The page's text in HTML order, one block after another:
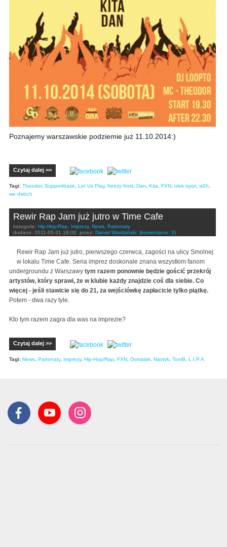
Poznajemy warszawskie podziemie już 11.10.2014:)
Czytaj dalej >>
Tagi: Theodor, Supportbase Let Us Play, freezy frost Dan Kita FXN olek syryt w2h
we dwóch
Rewir Rap Jam już jutro w Time Cafe
kategorie: Hip-Hop/Rap Imprezy, News Patronaty
dodano: 2011-05-31 18:00 przez: Daniel Wardziński (komentarze: 3)
Rewir Rap Jam już jutro, pierwszego czerwca, zagości na ulicy Smolnej
w lokalu Time Cafe. Seria imprez doskonale znana wszystkim fanom
undergroundu z Warszawy tym razem ponownie będzie gościć przekrój
artystów, który sprawi, że w klubie każdy znajdzie coś dla siebie. Co
więcej - jeśli stawicie się do 21, za wejściówkę zapłacicie tylko piątkę.
Potem - dwa razy tyle.
Kto tym razem zagra dla was na imprezie?
Czytaj dalej >>
Tagi: News Patronaty, Imprezy, Hip-Hop/Rap FXN Domalak Nastyk TomB L.I.P.A.